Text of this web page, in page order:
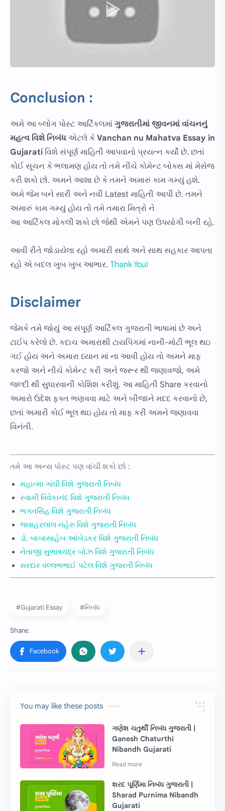
Conclusion :
અમે આ બ્લોગ પોસ્ટ આર્ટિકલમાં ગુજરાતીમાં જીવનમાં વાંચનનું
મહત્વ વિશે નિબંધ એટલે કે Vanchan nu Mahatva Essay in
Gujarati વિશે સંપૂર્ણ માહિતી આપવાનો પ્રયત્ન કર્યો છે. છતાં
કોઈ સૂચન કે ભલામણ હોય તો તમે નીચે કોમેન્ટ બોક્સ માં મેસેજ
કરી શકો છો. અમને આશા છે કે તમને અમારું કામ ગમ્યું હશે.
અમે જેમ બને સારી અને નવી Latest માહિતી આપી છે. તમને
અમારું કામ ગમ્યું હોય તો તમે તમારા મિત્રો ને
આ આર્ટિકલ મોકલી શકો છો જેથી એમને પણ ઉપયોગી બની રહે.
આવી રીતે જોડાયેલા રહો અમારી સાથે અને સાથ સહકાર આપતા
રહો એ બદલ ખુબ ખુબ આભાર. Thank You!
Disclaimer
જેમકે તમે જોયું આ સંપૂર્ણ આર્ટિકલ ગુજરાતી ભાષામાં છે અને
ટાઈપ કરેલો છે. કદાચ અમારાથી ટાયપિંગમાં નાની-મોટી ભૂલ થઇ
ગઈ હોય અને અમારા ધ્યાન માં ના આવી હોય તો અમને માફ
કરજો અને નીચે કોમેન્ટ કરી અને જરૂર થી જણાવજો, અમે
જલ્દી થી સુધારવાની કોશિશ કરીશું. આ માહિતી Share કરવાનો
અમારો ઉદેશ ફક્ત ભણવવા માટે અને બીજાને મદદ કરવાનો છે,
છતાં અમારી કોઈ ભૂલ થઇ હોય તો માફ કરી અમને જણાવવા
વિનંતી.
તમે આ અન્ય પોસ્ટ પણ વાંચી શકો છો :
મહાત્મા ગાંધી વિશે ગુજરાતી નિબંધ
સ્વામી વિવેકાનંદ વિશે ગુજરાતી નિબંધ
ભગતસિંહ વિશે ગુજરાતી નિબંધ
જવાહરલાલ નહેરુ વિશે ગુજરાતી નિબંધ
ડો. બાબાસાહેબ આંબેડકર વિશે ગુજરાતી નિબંધ
નેતાજી સુભાષચંદ્ર બોઝ વિશે ગુજરાતી નિબંધ
સરદાર વલ્લભભાઈ પટેલ વિશે ગુજરતી નિબંધ
#Gujarati Essay #નિબંધ
You may like these posts
ગણેશ ચતુર્થી નિબંધ ગુજરાતી |
Ganesh Chaturthi
Nibandh Gujarati
શરદ પૂર્ણિમા નિબંધ ગુજરાતી |
Sharad Purnima Nibandh
Gujarati